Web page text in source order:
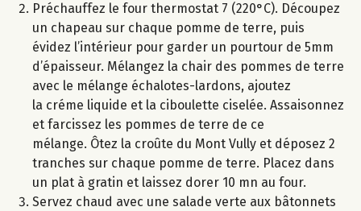
Préchauffez le four thermostat 7 (220°C). Découpez
un chapeau sur chaque pomme de terre, puis
évidez l’intérieur pour garder un pourtour de 5mm
d’épaisseur. Mélangez la chair des pommes de terre
avec le mélange échalotes-lardons, ajoutez
la créme liquide et la ciboulette ciselée. Assaisonnez
et farcissez les pommes de terre de ce
mélange. Ôtez la croûte du Mont Vully et déposez 2
tranches sur chaque pomme de terre. Placez dans
un plat à gratin et laissez dorer 10 mn au four.
Servez chaud avec une salade verte aux bâtonnets